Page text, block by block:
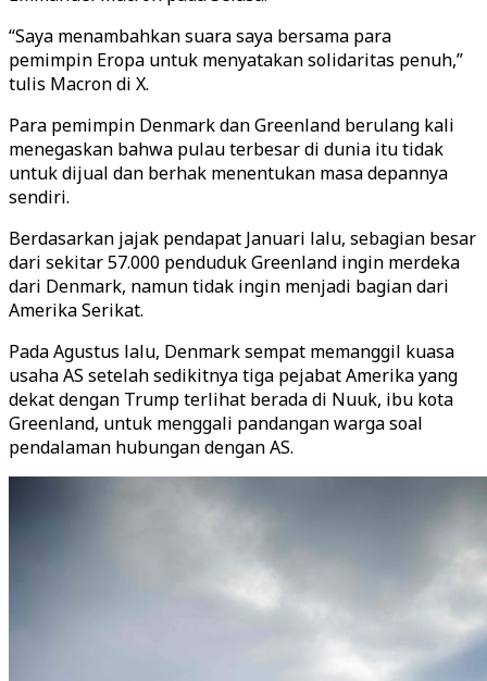
“Saya menambahkan suara saya bersama para
pemimpin Eropa untuk menyatakan solidaritas penuh,”
tulis Macron di X.
Para pemimpin Denmark dan Greenland berulang kali
menegaskan bahwa pulau terbesar di dunia itu tidak
untuk dijual dan berhak menentukan masa depannya
sendiri.
Berdasarkan jajak pendapat Januari lalu, sebagian besar
dari sekitar 57.000 penduduk Greenland ingin merdeka
dari Denmark, namun tidak ingin menjadi bagian dari
Amerika Serikat.
Pada Agustus lalu, Denmark sempat memanggil kuasa
usaha AS setelah sedikitnya tiga pejabat Amerika yang
dekat dengan Trump terlihat berada di Nuuk, ibu kota
Greenland, untuk menggali pandangan warga soal
pendalaman hubungan dengan AS.